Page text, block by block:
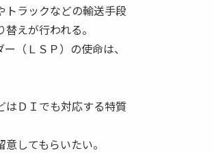
ラックなどの輸送手段
えが行われる。
（ＬＳＰ）の使命は、
はＤＩでも対応する特質
してもらいたい。